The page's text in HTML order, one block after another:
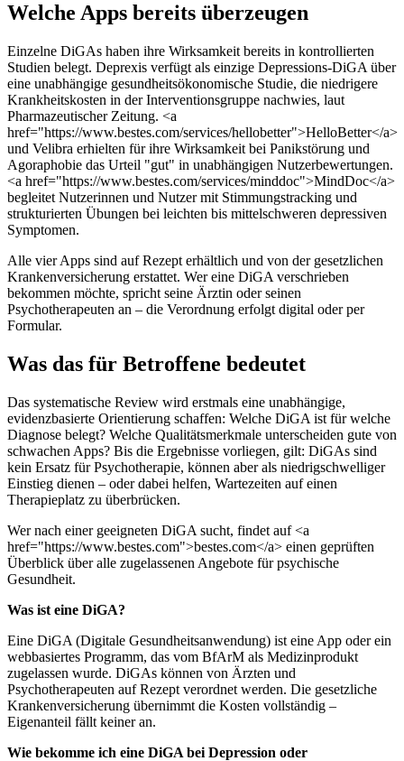
Welche Apps bereits überzeugen
Einzelne DiGAs haben ihre Wirksamkeit bereits in kontrollierten
Studien belegt. Deprexis verfügt als einzige Depressions-DiGA über
eine unabhängige gesundheitsökonomische Studie, die niedrigere
Krankheitskosten in der Interventionsgruppe nachwies, laut
Pharmazeutischer Zeitung. <a
href="https://www.bestes.com/services/hellobetter">HelloBetter</a>
und Velibra erhielten für ihre Wirksamkeit bei Panikstörung und
Agoraphobie das Urteil "gut" in unabhängigen Nutzerbewertungen.
<a href="https://www.bestes.com/services/minddoc">MindDoc</a>
begleitet Nutzerinnen und Nutzer mit Stimmungstracking und
strukturierten Übungen bei leichten bis mittelschweren depressiven
Symptomen.
Alle vier Apps sind auf Rezept erhältlich und von der gesetzlichen
Krankenversicherung erstattet. Wer eine DiGA verschrieben
bekommen möchte, spricht seine Ärztin oder seinen
Psychotherapeuten an – die Verordnung erfolgt digital oder per
Formular.
Was das für Betroffene bedeutet
Das systematische Review wird erstmals eine unabhängige,
evidenzbasierte Orientierung schaffen: Welche DiGA ist für welche
Diagnose belegt? Welche Qualitätsmerkmale unterscheiden gute von
schwachen Apps? Bis die Ergebnisse vorliegen, gilt: DiGAs sind
kein Ersatz für Psychotherapie, können aber als niedrigschwelliger
Einstieg dienen – oder dabei helfen, Wartezeiten auf einen
Therapieplatz zu überbrücken.
Wer nach einer geeigneten DiGA sucht, findet auf <a
href="https://www.bestes.com">bestes.com</a> einen geprüften
Überblick über alle zugelassenen Angebote für psychische
Gesundheit.
Was ist eine DiGA?
Eine DiGA (Digitale Gesundheitsanwendung) ist eine App oder ein
webbasiertes Programm, das vom BfArM als Medizinprodukt
zugelassen wurde. DiGAs können von Ärzten und
Psychotherapeuten auf Rezept verordnet werden. Die gesetzliche
Krankenversicherung übernimmt die Kosten vollständig –
Eigenanteil fällt keiner an.
Wie bekomme ich eine DiGA bei Depression oder